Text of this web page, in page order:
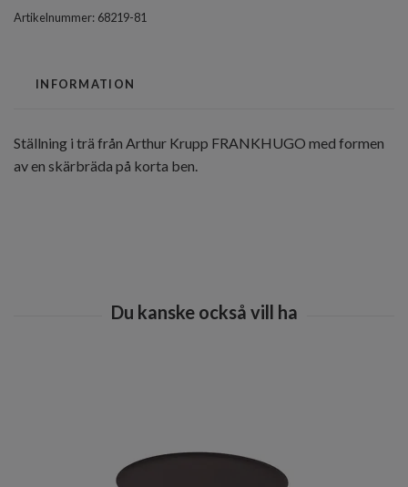
Artikelnummer: 68219-81
INFORMATION
Ställning i trä från Arthur Krupp FRANKHUGO med formen
av en skärbräda på korta ben.